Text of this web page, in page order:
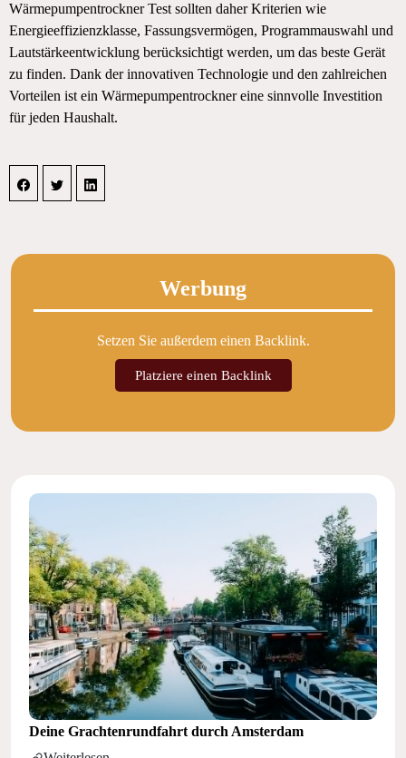
Wärmepumpentrockner Test sollten daher Kriterien wie
Energieeffizienzklasse, Fassungsvermögen, Programmauswahl und
Lautstärkeentwicklung berücksichtigt werden, um das beste Gerät
zu finden. Dank der innovativen Technologie und den zahlreichen
Vorteilen ist ein Wärmepumpentrockner eine sinnvolle Investition
für jeden Haushalt.
Werbung
Setzen Sie außerdem einen Backlink.
Platziere einen Backlink
Deine Grachtenrundfahrt durch Amsterdam